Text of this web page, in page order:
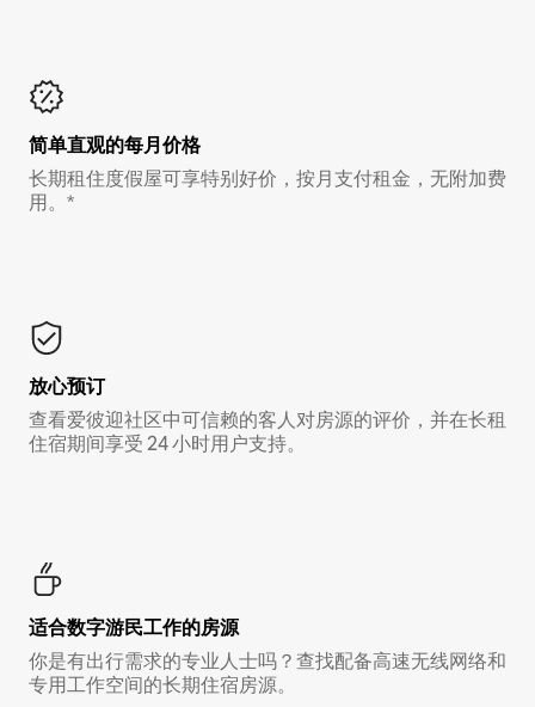
简单直观的每月价格
长期租住度假屋可享特别好价，按月支付租金，无附加费
用。*
放心预订
查看爱彼迎社区中可信赖的客人对房源的评价，并在长租
住宿期间享受 24 小时用户支持。
适合数字游民工作的房源
你是有出行需求的专业人士吗？查找配备高速无线网络和
专用工作空间的长期住宿房源。